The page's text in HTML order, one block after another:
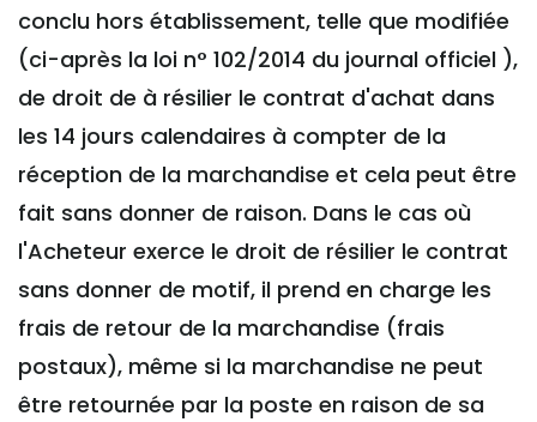
conclu hors établissement, telle que modifiée
(ci-après la loi n° 102/2014 du journal officiel ),
de droit de à résilier le contrat d'achat dans
les 14 jours calendaires à compter de la
réception de la marchandise et cela peut être
fait sans donner de raison. Dans le cas où
l'Acheteur exerce le droit de résilier le contrat
sans donner de motif, il prend en charge les
frais de retour de la marchandise (frais
postaux), même si la marchandise ne peut
être retournée par la poste en raison de sa